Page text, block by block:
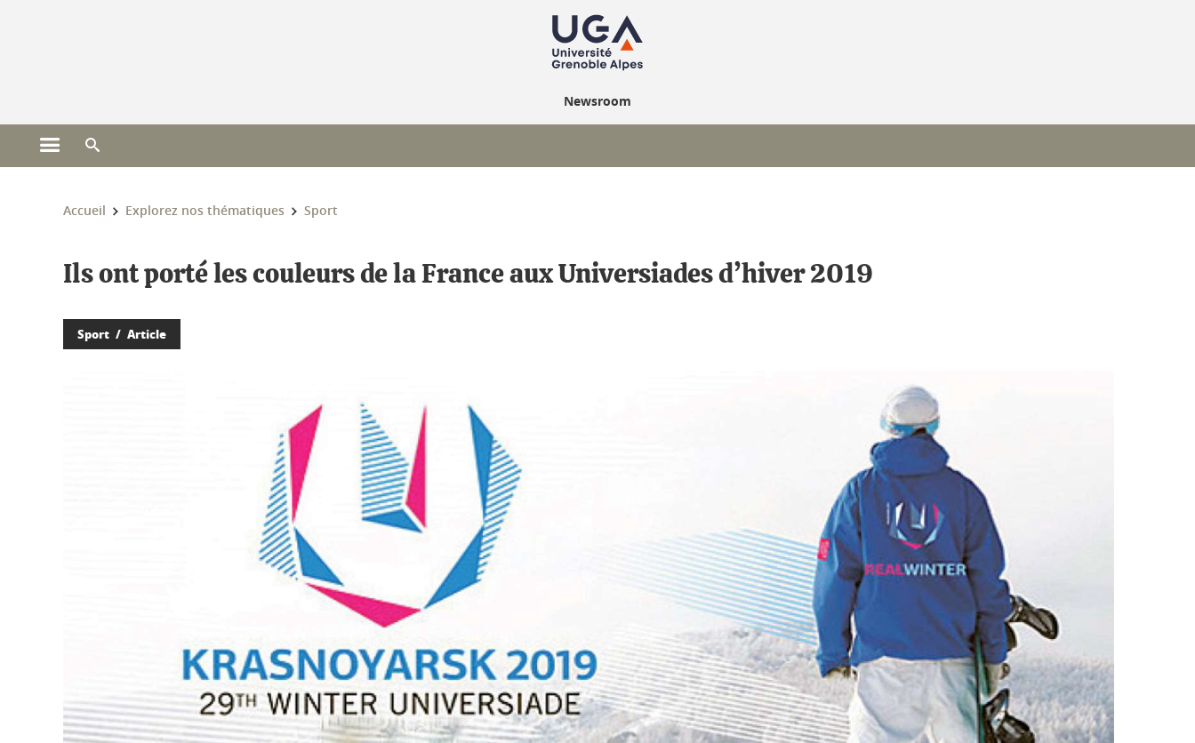
Newsroom
Ouvrir le menu principal
Vous êtes ici :
Accueil Explorez nos thématiques Sport
Ils ont porté les couleurs de la France aux Universiades d’hiver 2019
Sport Article